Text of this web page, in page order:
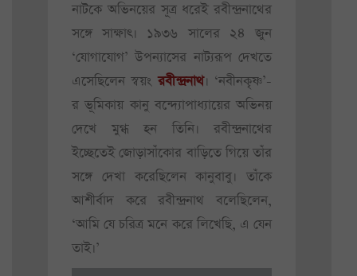
নাটকে অভিনয়ের সূত্র ধরেই রবীন্দ্রনাথের
সঙ্গে সাক্ষাৎ। ১৯৩৬ সালের ২৪ জুন
‘যোগাযোগ’ উপন্যাসের নাট্যরূপ দেখতে
এসেছিলেন স্বয়ংরবীন্দ্রনাথ। ‘নবীনকৃষ্ণ’-
র ভূমিকায় কানু বন্দ্যোপাধ্যায়ের অভিনয়
দেখে মুগ্ধ হন তিনি। রবীন্দ্রনাথের
ইচ্ছেতেই জোড়াসাঁকোর বাড়িতে গিয়ে তাঁর
সঙ্গে দেখা করেছিলেন কানুবাবু। তাঁকে
আশীর্বাদ করে রবীন্দ্রনাথ বলেছিলেন,
‘আমি যে চরিত্র মনে করে লিখেছি, এ যেন
তাই।’